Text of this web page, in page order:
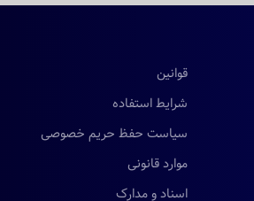
قوانین
شرایط استفاده
سیاست حفظ حریم خصوصی
موارد قانونی
اسناد و مدارک